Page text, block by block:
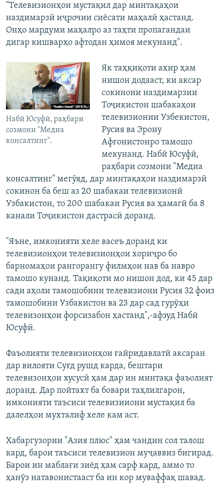
"Телевизионҳои мустақил дар минтақаҳои
наздимарзӣ иҷрочии сиёсати маҳалӣ ҳастанд.
Онҳо мардуми маҳалро аз таҳти пропагандаи
дигар кишварҳо афтодан ҳимоя мекунанд".
Набӣ Юсуфӣ, раҳбари
созмони "Медиа
консалтинг".
Як таҳқиқоти ахир ҳам
нишон додааст, ки аксар
сокинони наздимарзии
Тоҷикистон шабакаҳои
телевизионии Узбекистон,
Русия ва Эрону
Афғонистонро тамошо
мекунанд. Набӣ Юсуфӣ,
раҳбари созмони "Медиа
консалтинг" мегӯяд, дар минтақаҳои наздимарзӣ
сокинон ба беш аз 20 шабакаи телевизионӣ
Узбакистон, то 200 шабакаи Русия ва ҳамагӣ ба 8
канали Тоҷикистон дастрасӣ доранд.
"Яъне, имконияти хеле васеъ доранд ки
телевизионҳои телевизионҳои хориҷро бо
барномаҳои рангорангу филмҳои нав ба навро
тамошо кунанд. Тақиқоти мо нишон дод, ки 45 дар
сади аҳоли тамошобини телевизиони Русия 32 фоиз
тамошобини Узбакистон ва 23 дар сад гурӯҳи
телевизонҳои форсизабон ҳастанд",-афзуд Набӣ
Юсуфӣ.
Фаъолияти телевизионҳои ғайридавлатӣ аксаран
дар вилояти Суғд рушд карда, бештари
телевизонҳои хусусӣ ҳам дар ин минтақа фаъолият
доранд. Дар пойтахт ба бовари таҳлилгарон,
имконияти таъсиси телевизииони мустақил ба
далелҳои мухталиф хеле кам аст.
Хабаргузории "Азия плюс" ҳам чандин сол талош
кард, барои таъсиси телевизион муҷаввиз бигирад.
Барои ин маблағи зиёд ҳам сарф кард, аммо то
ҳанӯз натавонистааст ба ин кор муваффақ шавад.